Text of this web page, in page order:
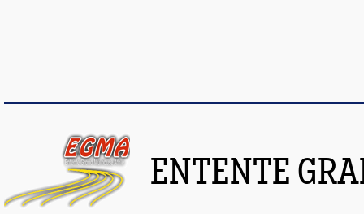
ENTENTE